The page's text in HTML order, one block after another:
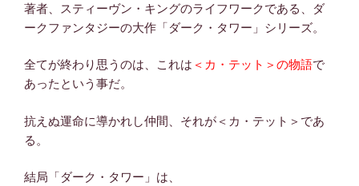
著者、スティーヴン・キングのライフワークである、ダ
ークファンタジーの大作「ダーク・タワー」シリーズ。
全てが終わり思うのは、これは ＜カ・テット＞の物語で
あったという事だ。
抗えぬ運命に導かれし仲間、それが＜カ・テット＞であ
る。
結局「ダーク・タワー」は、